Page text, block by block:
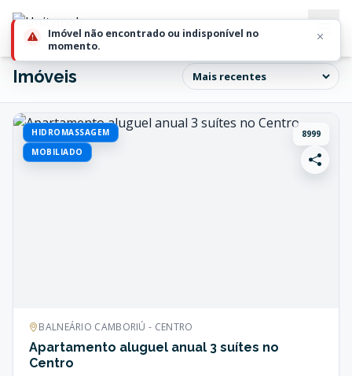
Imóvel não encontrado ou indisponível no
momento.
Imóveis
HIDROMASSAGEM
MOBILIADO
8999
BALNEÁRIO CAMBORIÚ - CENTRO
Apartamento aluguel anual 3 suítes no
Centro